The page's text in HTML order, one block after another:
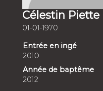
Célestin Piette
01-01-1970
Entrée en ingé
2010
Année de baptême
2012